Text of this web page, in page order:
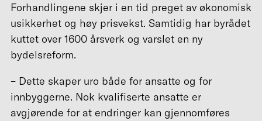
Forhandlingene skjer i en tid preget av økonomisk
usikkerhet og høy prisvekst. Samtidig har byrådet
kuttet over 1600 årsverk og varslet en ny
bydelsreform.
– Dette skaper uro både for ansatte og for
innbyggerne. Nok kvalifiserte ansatte er
avgjørende for at endringer kan gjennomføres